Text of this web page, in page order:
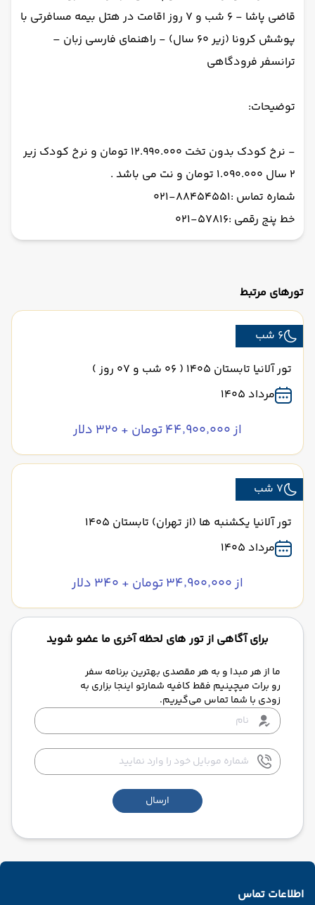
قاضی پاشا - 6 شب و 7 روز اقامت در هتل بیمه مسافرتی با
پوشش کرونا (زیر 60 سال) - راهنمای فارسی زبان –
ترانسفر فرودگاهی
توضیحات:
- نرخ کودک بدون تخت 12.990.000 تومان و نرخ کودک زیر
2 سال 1.090.000 تومان و نت می باشد .
شماره تماس :88454551-021
خط پنج رقمی :57816-021
تورهای مرتبط
6 شب
تور آلانیا تابستان 1405 ( 06 شب و 07 روز )
مرداد 1405
از ۴۴٬۹۰۰٬۰۰۰ تومان + ۳۲۰ دلار
7 شب
تور آلانیا یکشنبه ها (از تهران) تابستان 1405
مرداد 1405
از ۳۴٬۹۰۰٬۰۰۰ تومان + ۳۴۰ دلار
برای آگاهی از تور های لحظه آخری ما عضو شوید
ما از هر مبدا و به هر مقصدی بهترین برنامه سفر
رو برات میچینیم فقط کافیه شمارتو اینجا بزاری به
زودی با شما تماس می‌گیریم.
ارسال
اطلاعات تماس